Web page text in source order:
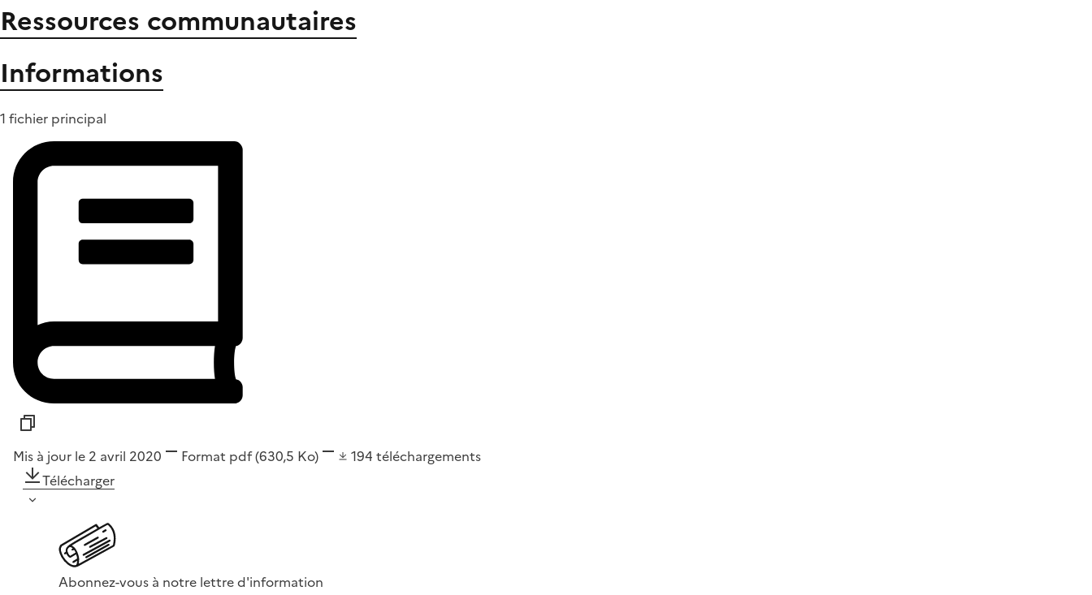
Ressources communautaires
Informations
1 fichier principal
Mis à jour le 2 avril 2020 Format pdf(630,5 Ko) 194 téléchargements
Télécharger
Abonnez-vous à notre lettre d'information